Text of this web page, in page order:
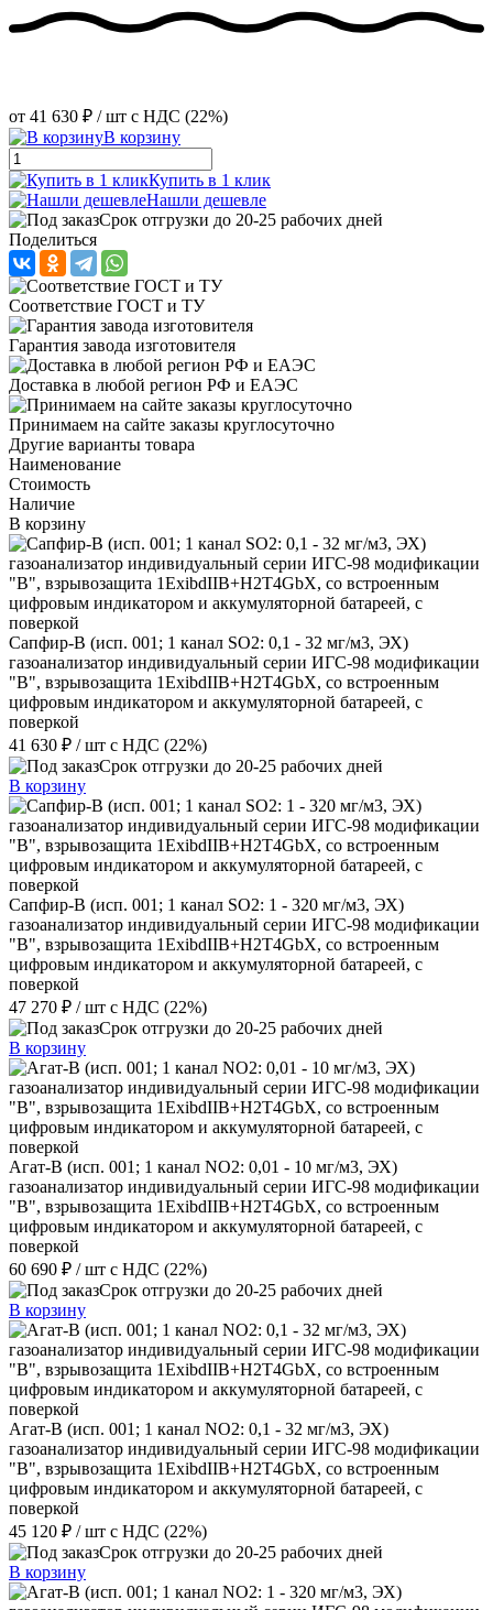
от 41 630 ₽ / шт с НДС (22%)
В корзину
Купить в 1 клик
Нашли дешевле
Срок отгрузки до 20-25 рабочих дней
Поделиться
Соответствие ГОСТ и ТУ
Гарантия завода изготовителя
Доставка в любой регион РФ и ЕАЭС
Принимаем на сайте заказы круглосуточно
Другие варианты товара
Наименование
Стоимость
Наличие
В корзину
Сапфир-В (исп. 001; 1 канал SO2: 0,1 - 32 мг/м3, ЭХ)
газоанализатор индивидуальный серии ИГС-98 модификации
"В", взрывозащита 1ExibdIIB+H2T4GbX, со встроенным
цифровым индикатором и аккумуляторной батареей, с
поверкой
41 630 ₽ / шт с НДС (22%)
Срок отгрузки до 20-25 рабочих дней
В корзину
Сапфир-В (исп. 001; 1 канал SO2: 1 - 320 мг/м3, ЭХ)
газоанализатор индивидуальный серии ИГС-98 модификации
"В", взрывозащита 1ExibdIIB+H2T4GbX, со встроенным
цифровым индикатором и аккумуляторной батареей, с
поверкой
47 270 ₽ / шт с НДС (22%)
Срок отгрузки до 20-25 рабочих дней
В корзину
Агат-В (исп. 001; 1 канал NO2: 0,01 - 10 мг/м3, ЭХ)
газоанализатор индивидуальный серии ИГС-98 модификации
"В", взрывозащита 1ExibdIIB+H2T4GbX, со встроенным
цифровым индикатором и аккумуляторной батареей, с
поверкой
60 690 ₽ / шт с НДС (22%)
Срок отгрузки до 20-25 рабочих дней
В корзину
Агат-В (исп. 001; 1 канал NO2: 0,1 - 32 мг/м3, ЭХ)
газоанализатор индивидуальный серии ИГС-98 модификации
"В", взрывозащита 1ExibdIIB+H2T4GbX, со встроенным
цифровым индикатором и аккумуляторной батареей, с
поверкой
45 120 ₽ / шт с НДС (22%)
Срок отгрузки до 20-25 рабочих дней
В корзину